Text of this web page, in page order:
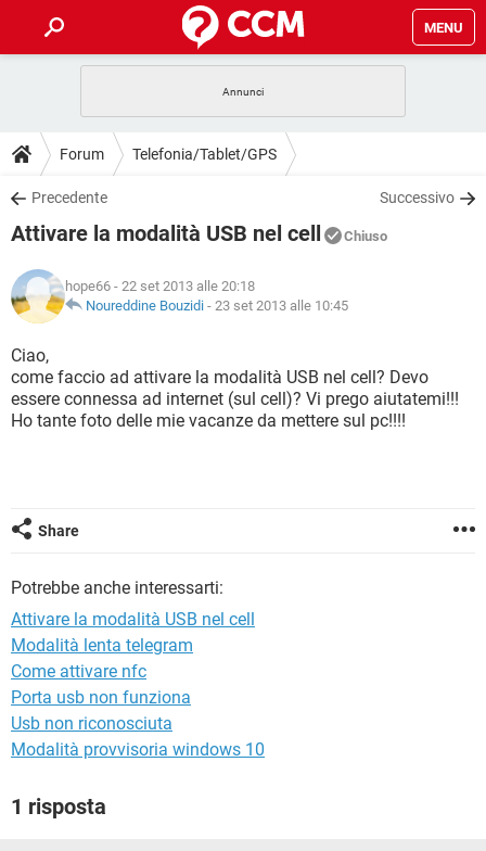
MENU
INTRATTENIMENTO ANDROID
iOS
INSTAGRAM WHATSAPP
TIKTOK
HARDWARE
GUIDE
COVID-19 GAMING
INSTAGRAM
TIKTOK
HARDWARE
DOWNLOAD
COVID-19 GAMING
INTRATTENIMENTO
iOS WINDOWS 10
INSTAGRAM
TIKTOK FACEBOOK
HARDWARE
COVID-19
INTRATTENIMENTO
iOS
INSTAGRAM WHATSAPP
GLOSSARIO
COVID-19
INTRATTENIMENTO ANDROID
iOS WINDOWS 10
HARDWARE
Forum Telefonia/Tablet/GPS
Precedente Successivo
Attivare la modalità USB nel cell Chiuso
hope66 - 22 set 2013 alle 20:18
Noureddine Bouzidi - 23 set 2013 alle 10:45
Ciao,
come faccio ad attivare la modalità USB nel cell? Devo
essere connessa ad internet (sul cell)? Vi prego aiutatemi!!!
Ho tante foto delle mie vacanze da mettere sul pc!!!!
Share
Potrebbe anche interessarti:
Attivare la modalità USB nel cell
Modalità lenta telegram
Come attivare nfc
Porta usb non funziona
Usb non riconosciuta
Modalità provvisoria windows 10
1 risposta